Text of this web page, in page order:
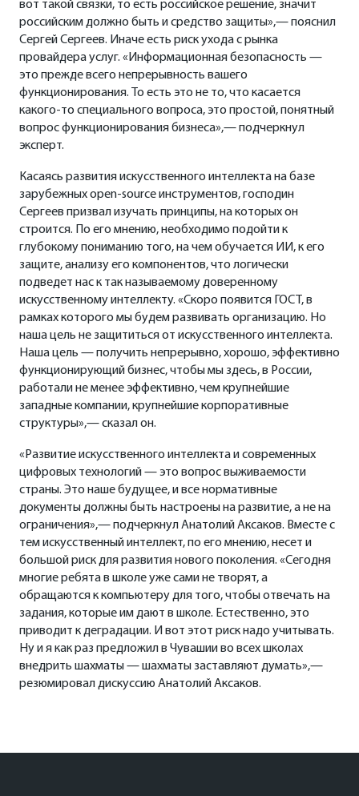
вот такой связки, то есть российское решение, значит
российским должно быть и средство защиты»,— пояснил
Сергей Сергеев. Иначе есть риск ухода с рынка
провайдера услуг. «Информационная безопасность —
это прежде всего непрерывность вашего
функционирования. То есть это не то, что касается
какого-то специального вопроса, это простой, понятный
вопрос функционирования бизнеса»,— подчеркнул
эксперт.
Касаясь развития искусственного интеллекта на базе
зарубежных open-source инструментов, господин
Сергеев призвал изучать принципы, на которых он
строится. По его мнению, необходимо подойти к
глубокому пониманию того, на чем обучается ИИ, к его
защите, анализу его компонентов, что логически
подведет нас к так называемому доверенному
искусственному интеллекту. «Скоро появится ГОСТ, в
рамках которого мы будем развивать организацию. Но
наша цель не защититься от искусственного интеллекта.
Наша цель — получить непрерывно, хорошо, эффективно
функционирующий бизнес, чтобы мы здесь, в России,
работали не менее эффективно, чем крупнейшие
западные компании, крупнейшие корпоративные
структуры»,— сказал он.
«Развитие искусственного интеллекта и современных
цифровых технологий — это вопрос выживаемости
страны. Это наше будущее, и все нормативные
документы должны быть настроены на развитие, а не на
ограничения»,— подчеркнул Анатолий Аксаков. Вместе с
тем искусственный интеллект, по его мнению, несет и
большой риск для развития нового поколения. «Сегодня
многие ребята в школе уже сами не творят, а
обращаются к компьютеру для того, чтобы отвечать на
задания, которые им дают в школе. Естественно, это
приводит к деградации. И вот этот риск надо учитывать.
Ну и я как раз предложил в Чувашии во всех школах
внедрить шахматы — шахматы заставляют думать»,—
резюмировал дискуссию Анатолий Аксаков.